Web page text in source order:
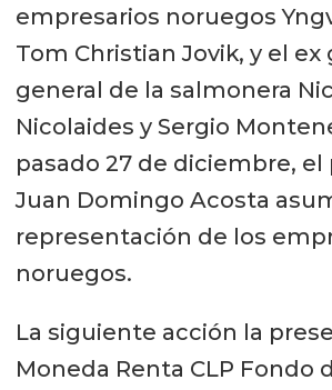
empresarios noruegos
Tom Christian Jovik, y el
general de la salmonera
Nicolaides y Sergio
pasado 27 de diciembre, el
Juan Domingo Acosta
representación de los
noruegos.
La siguiente acción la
Moneda Renta CLP Fondo